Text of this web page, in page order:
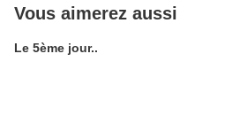
Vous aimerez aussi
Le 5ème jour..